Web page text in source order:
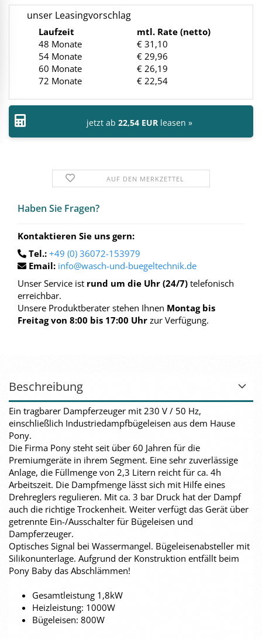
unser Leasingvorschlag
Laufzeit
mtl. Rate (netto)
48 Monate
€ 31,10
54 Monate
€ 29,96
60 Monate
€ 26,19
72 Monate
€ 22,54
jetzt ab 22,54 EUR leasen »
AUF DEN MERKZETTEL
Haben Sie Fra­gen?
Kontaktieren Sie uns gern:
Tel.: +49 (0) 36072-153979
Email: info@wasch-und-buegeltechnik.de
Unser Service ist rund um die Uhr (24/7) telefonisch
erreichbar.
Unsere Produktberater stehen Ihnen Montag bis
Freitag von 8:00 bis 17:00 Uhr zur Verfügung.
Beschreibung
Ein tragbarer Dampferzeuger mit 230 V / 50 Hz,
einschließlich Industriedampfbügeleisen aus dem Hause
Pony.
Die Firma Pony steht seit über 60 Jahren für die
Premiumgeräte in ihrem Segment. Eine sehr zuverlässige
Anlage, die Füllmenge von 2,3 Litern reicht für ca. 4h
Arbeitszeit. Die Dampfmenge lässt sich mit Hilfe eines
Drehreglers regulieren. Mit ca. 3 bar Druck hat der Dampf
auch die richtige Trockenheit. Weiter verfügt das Gerät über
getrennte Ein-/Ausschalter für Bügeleisen und
Dampferzeuger.
Optisches Signal bei Wassermangel. Bügeleisenabsteller mit
Silikonunterlage. Aufgrund der Konstruktion entfällt beim
Pony Baby das Abschlämmen!
Gesamtleistung 1,8kW
Heizleistung: 1000W
Bügeleisen: 800W